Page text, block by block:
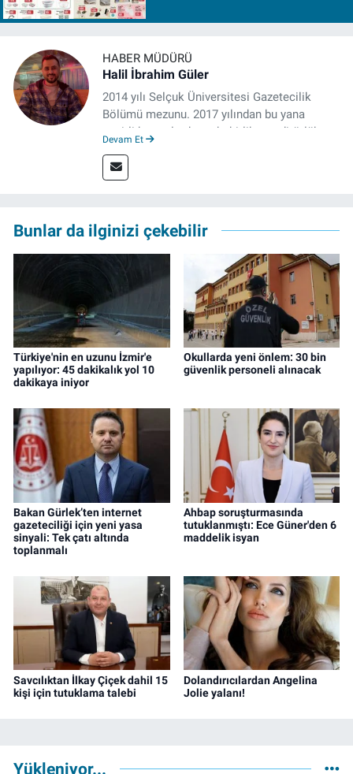
HABER MÜDÜRÜ
Halil İbrahim Güler
2014 yılı Selçuk Üniversitesi Gazetecilik
Bölümü mezunu. 2017 yılından bu yana
çeşitli kurumlarda muhabirlik ve editörlük
müdürü olarak devam ediyor.
Devam Et
Bunlar da ilginizi çekebilir
Türkiye'nin en uzunu İzmir'e
yapılıyor: 45 dakikalık yol 10
dakikaya iniyor
Okullarda yeni önlem: 30 bin
güvenlik personeli alınacak
Bakan Gürlek’ten internet
gazeteciliği için yeni yasa
sinyali: Tek çatı altında
toplanmalı
Ahbap soruşturmasında
tutuklanmıştı: Ece Güner'den 6
maddelik isyan
Savcılıktan İlkay Çiçek dahil 15
kişi için tutuklama talebi
Dolandırıcılardan Angelina
Jolie yalanı!
Yükleniyor...